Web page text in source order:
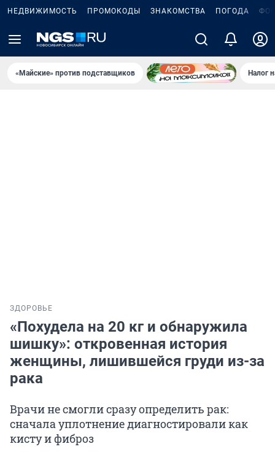
НЕДВИЖИМОСТЬ ПРОМОКОДЫ ЗНАКОМСТВА ПОГОДА
«Майские» против подставщиков Налог
ЗДОРОВЬЕ
«Похудела на 20 кг и обнаружила
шишку»: откровенная история
женщины, лишившейся груди из-за
рака
Врачи не смогли сразу определить рак:
сначала уплотнение диагностировали как
кисту и фиброз